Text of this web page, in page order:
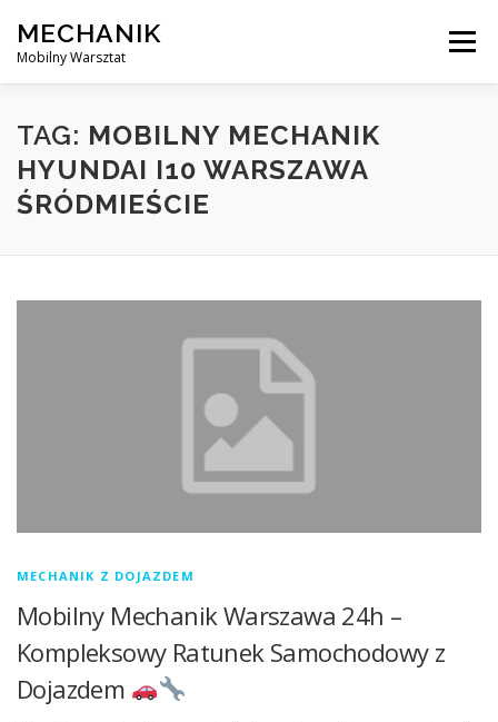
content
MECHANIK
Mobilny Warsztat
Menu
MOBILNY MECHANIK ELEKTRYK SAMOCHODOWY
BLOG KONTAKT
TAG: MOBILNY MECHANIK
HYUNDAI I10 WARSZAWA
ŚRÓDMIEŚCIE
MECHANIK Z DOJAZDEM
Mobilny Mechanik Warszawa 24h –
Kompleksowy Ratunek Samochodowy z
Dojazdem